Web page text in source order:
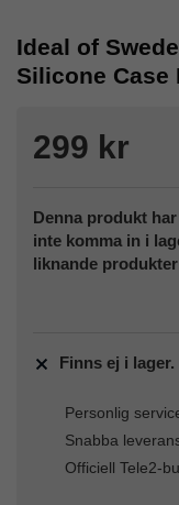
Ideal of
Silicone Case
299 kr
Denna produkt
inte komma in i
liknande
Finns ej i lager.
Personlig
Snabba
Officiell Tele2-